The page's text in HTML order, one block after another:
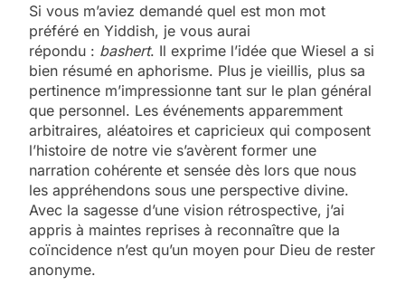
Si vous m’aviez demandé quel est mon mot
préféré en Yiddish, je vous aurai
répondu : bashert. Il exprime l’idée que Wiesel a si
bien résumé en aphorisme. Plus je vieillis, plus sa
pertinence m’impressionne tant sur le plan général
que personnel. Les événements apparemment
arbitraires, aléatoires et capricieux qui composent
l’histoire de notre vie s’avèrent former une
narration cohérente et sensée dès lors que nous
les appréhendons sous une perspective divine.
Avec la sagesse d’une vision rétrospective, j’ai
appris à maintes reprises à reconnaître que la
coïncidence n’est qu’un moyen pour Dieu de rester
anonyme.